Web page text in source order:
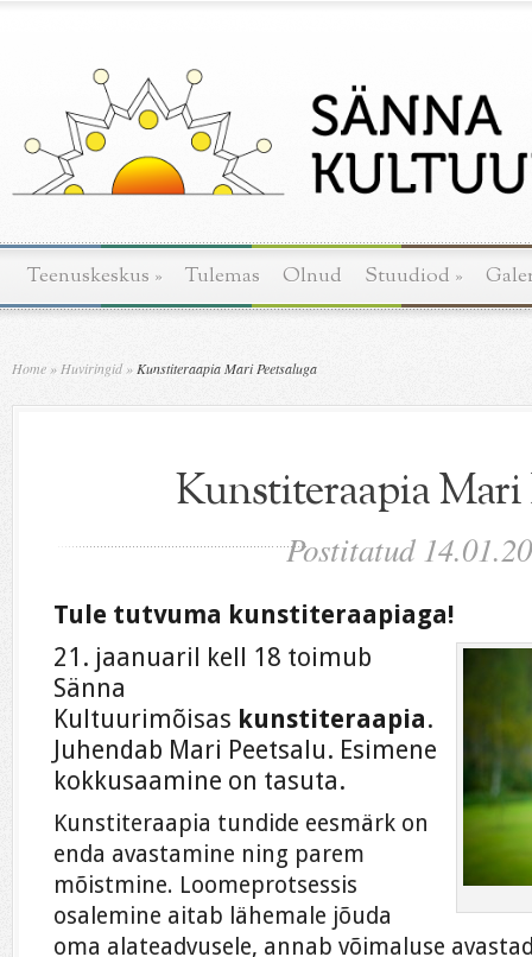
Teenuskeskus » Tulemas Olnud Stuudiod »
Home»Huviringid»Kunstiteraapia Mari Peetsaluga
Kunstiteraapia Mari
Postitatud
Tule tutvuma kunstiteraapiaga!
21. jaanuaril kell 18 toimub
Sänna
Kultuurimõisas kunstiteraapia.
Juhendab Mari Peetsalu. Esimene
kokkusaamine on tasuta.
Kunstiteraapia tundide eesmärk on
enda avastamine ning parem
mõistmine. Loomeprotsessis
osalemine aitab lähemale jõuda
oma alateadvusele, annab võimaluse